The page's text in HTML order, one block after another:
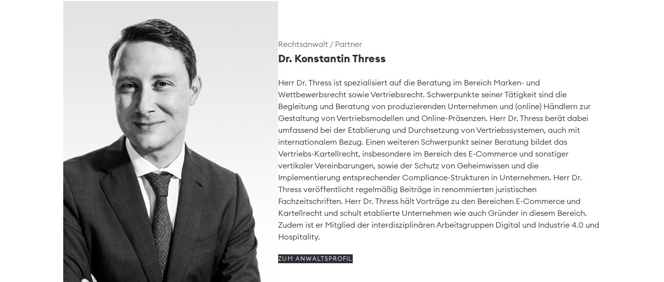
Rechtsanwalt / Partner
Dr. Konstantin Thress
Herr Dr. Thress ist spezialisiert auf die Beratung im Bereich Marken- und
Wettbewerbsrecht sowie Vertriebsrecht. Schwerpunkte seiner Tätigkeit sind die
Begleitung und Beratung von produzierenden Unternehmen und (online) Händlern zur
Gestaltung von Vertriebsmodellen und Online-Präsenzen. Herr Dr. Thress berät dabei
umfassend bei der Etablierung und Durchsetzung von Vertriebssystemen, auch mit
internationalem Bezug. Einen weiteren Schwerpunkt seiner Beratung bildet das
Vertriebs-Kartellrecht, insbesondere im Bereich des E-Commerce und sonstiger
vertikaler Vereinbarungen, sowie der Schutz von Geheimwissen und die
Implementierung entsprechender Compliance-Strukturen in Unternehmen. Herr Dr.
Thress veröffentlicht regelmäßig Beiträge in renommierten juristischen
Fachzeitschriften. Herr Dr. Thress hält Vorträge zu den Bereichen E-Commerce und
Kartellrecht und schult etablierte Unternehmen wie auch Gründer in diesem Bereich.
Zudem ist er Mitglied der interdisziplinären Arbeitsgruppen Digital und Industrie 4.0 und
Hospitality.
ZUM ANWALTSPROFIL